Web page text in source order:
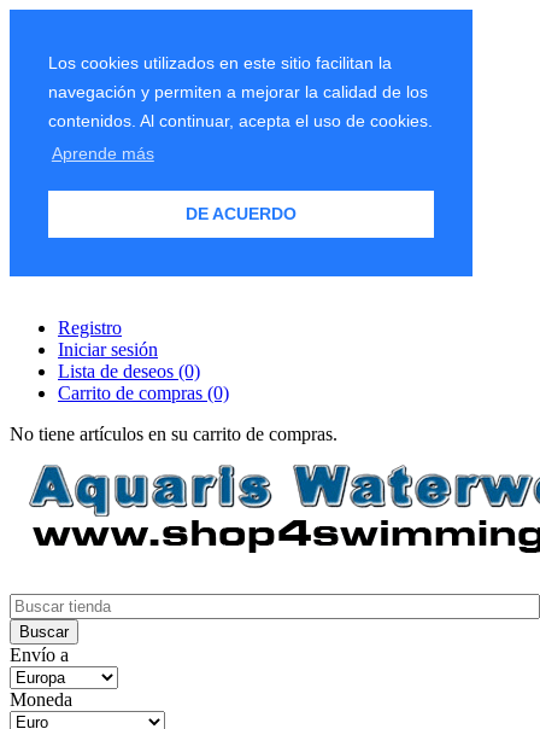
Los cookies utilizados en este sitio facilitan la
navegación y permiten a mejorar la calidad de los
contenidos. Al continuar, acepta el uso de cookies.
Aprende más
DE ACUERDO
Registro
Iniciar sesión
Lista de deseos (0)
Carrito de compras (0)
No tiene artículos en su carrito de compras.
Envío a
Moneda